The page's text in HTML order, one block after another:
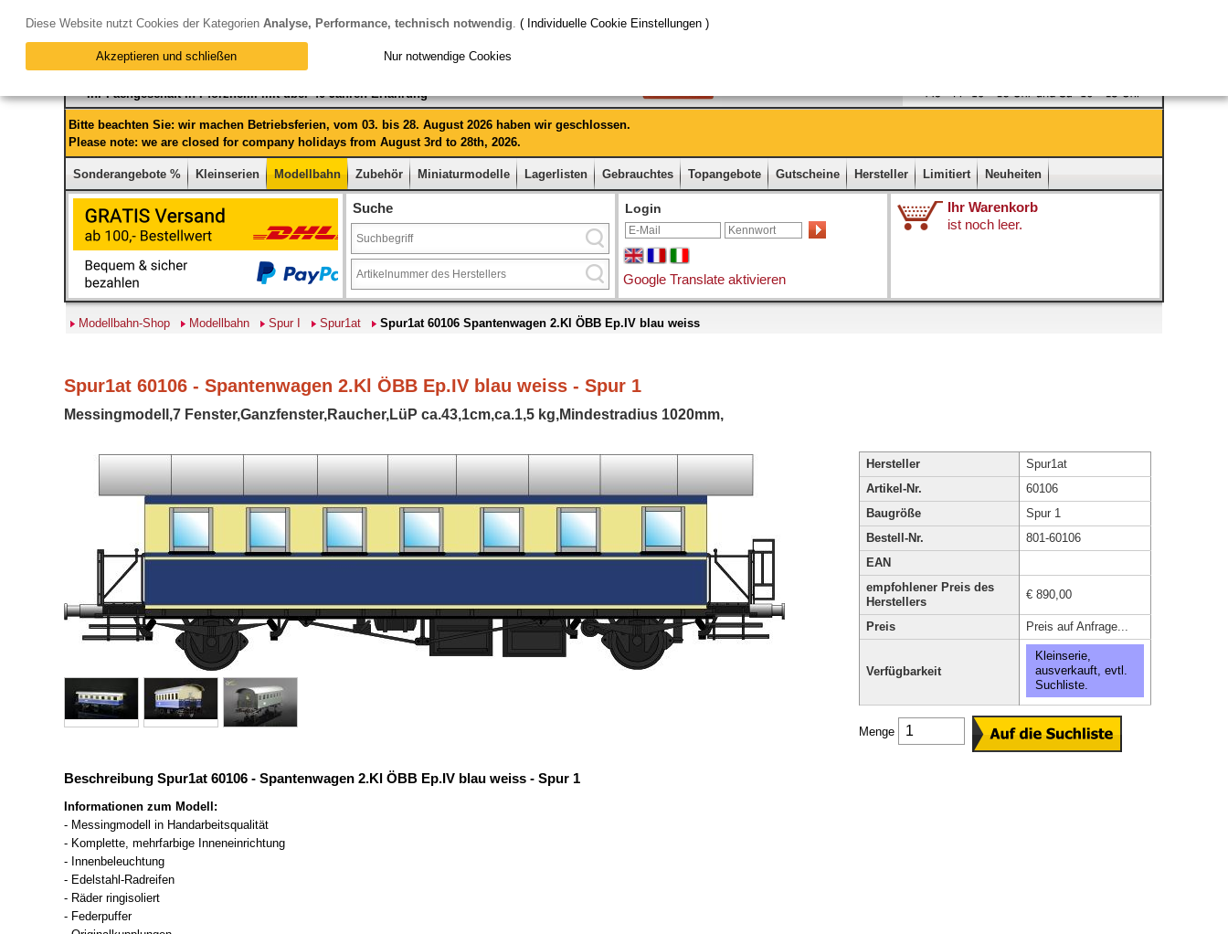
Ihr Fachgeschäft in Pforzheim mit über 40 Jahren Erfahrung
Bitte beachten Sie: wir machen Betriebsferien, vom 03. bis 28. August 2026 haben wir geschlossen.
Please note: we are closed for company holidays from August 3rd to 28th, 2026.
Sonderangebote % Kleinserien Modellbahn Zubehör Miniaturmodelle Lagerlisten Gebrauchtes Topangebote Gutscheine Hersteller Limitiert Neuheiten
Suche Login
Google Translate aktivieren
Ihr Warenkorb
ist noch leer.
Modellbahn-Shop Modellbahn Spur I Spur1at Spur1at 60106 Spantenwagen 2.Kl ÖBB Ep.IV blau weiss
Spur1at 60106 - Spantenwagen 2.Kl ÖBB Ep.IV blau weiss - Spur 1
Messingmodell,7 Fenster,Ganzfenster,Raucher,LüP ca.43,1cm,ca.1,5 kg,Mindestradius 1020mm,
Hersteller
Spur1at
Artikel-Nr.
60106
Baugröße
Spur 1
Bestell-Nr.
801-60106
EAN
empfohlener Preis des
Herstellers
€ 890,00
Preis Preis auf Anfrage...
Verfügbarkeit
Kleinserie,
ausverkauft, evtl.
Suchliste.
Menge
Beschreibung Spur1at 60106 - Spantenwagen 2.Kl ÖBB Ep.IV blau weiss - Spur 1
Informationen zum Modell:
- Messingmodell in Handarbeitsqualität
- Komplette, mehrfarbige Inneneinrichtung
- Innenbeleuchtung
- Edelstahl-Radreifen
- Räder ringisoliert
- Federpuffer
Diese Website nutzt Cookies der Kategorien Analyse, Performance, technisch notwendig. ( Individuelle Cookie Einstellungen )
Akzeptieren und schließen Nur notwendige Cookies